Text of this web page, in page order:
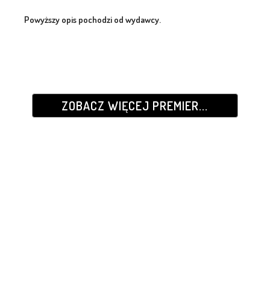
Powyższy opis pochodzi od wydawcy.
ZOBACZ WIĘCEJ PREMIER...